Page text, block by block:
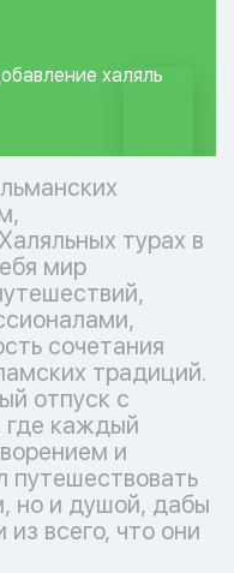
халяль
турах в
мир
сочетания
традиций.
отпуск с
где каждый
и
путешествовать
но и душой, дабы
всего, что они